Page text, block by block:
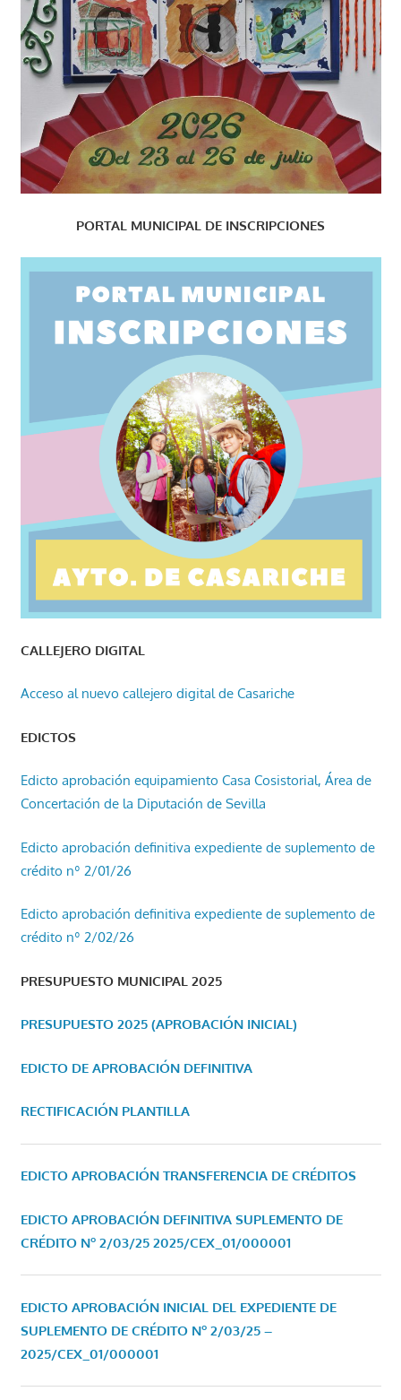
PORTAL MUNICIPAL DE INSCRIPCIONES
CALLEJERO DIGITAL
Acceso al nuevo callejero digital de Casariche
EDICTOS
Edicto aprobación equipamiento Casa Cosistorial, Área de
Concertación de la Diputación de Sevilla
Edicto aprobación definitiva expediente de suplemento de
crédito nº 2/01/26
Edicto aprobación definitiva expediente de suplemento de
crédito nº 2/02/26
PRESUPUESTO MUNICIPAL 2025
PRESUPUESTO 2025 (APROBACIÓN INICIAL)
EDICTO DE APROBACIÓN DEFINITIVA
RECTIFICACIÓN PLANTILLA
EDICTO APROBACIÓN TRANSFERENCIA DE CRÉDITOS
EDICTO APROBACIÓN DEFINITIVA SUPLEMENTO DE
CRÉDITO Nº 2/03/25 2025/CEX_01/000001
EDICTO APROBACIÓN INICIAL DEL EXPEDIENTE DE
SUPLEMENTO DE CRÉDITO Nº 2/03/25 –
2025/CEX_01/000001